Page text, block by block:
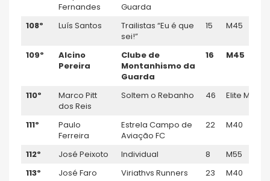
Fernandes
Guarda
108º Luís Santos
Trailistas “Eu é que
sei!”
15 M45
109º
Alcino
Pereira
Clube de
Montanhismo da
Guarda
16 M45
110º
Marco Pitt
dos Reis
Soltem o Rebanho 46 Elite M
111º
Paulo
Ferreira
Estrela Campo de
Aviação FC
22 M40
112º José Peixoto Individual 8
M55
113º
José Faro Viriathvs Runners 23
M40